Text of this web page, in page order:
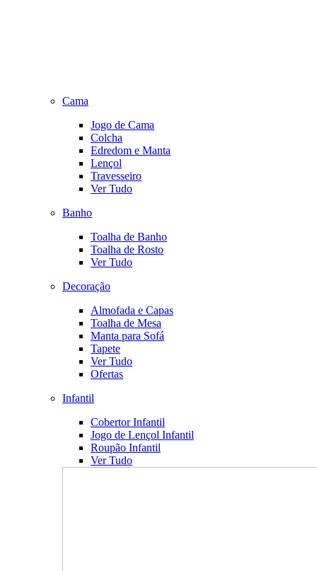
Cama
Jogo de Cama
Colcha
Edredom e Manta
Lençol
Travesseiro
Ver Tudo
Banho
Toalha de Banho
Toalha de Rosto
Ver Tudo
Decoração
Almofada e Capas
Toalha de Mesa
Manta para Sofá
Tapete
Ver Tudo
Ofertas
Infantil
Cobertor Infantil
Jogo de Lençol Infantil
Roupão Infantil
Ver Tudo